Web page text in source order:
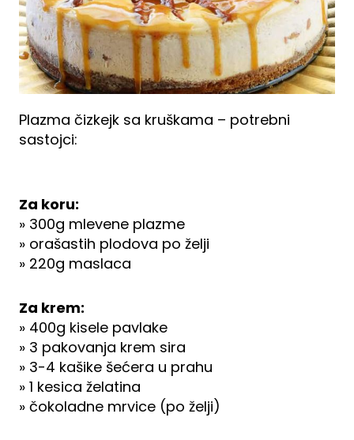
Plazma čizkejk sa kruškama – potrebni
sastojci:
Za koru:
» 300g mlevene plazme
» orašastih plodova po želji
» 220g maslaca
Za krem:
» 400g kisele pavlake
» 3 pakovanja krem sira
» 3-4 kašike šećera u prahu
» 1 kesica želatina
» čokoladne mrvice (po želji)